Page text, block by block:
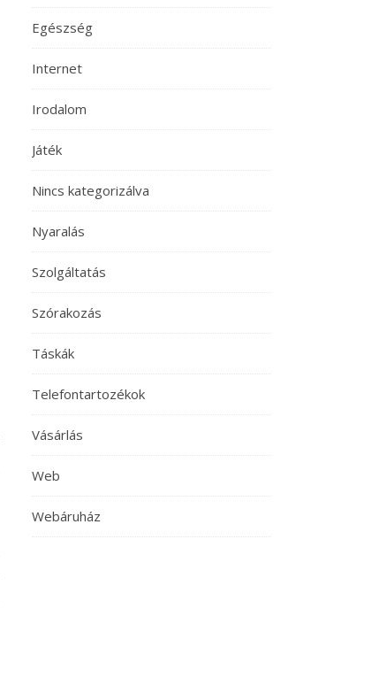
Egészség
Internet
Irodalom
Játék
Nincs kategorizálva
Nyaralás
Szolgáltatás
Szórakozás
Táskák
Telefontartozékok
Vásárlás
Web
Webáruház